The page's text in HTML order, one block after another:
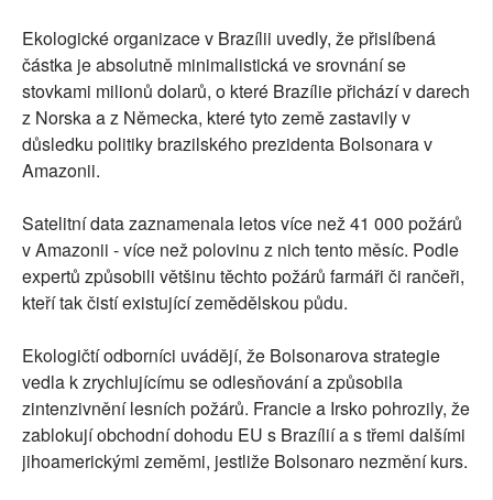
Ekologické organizace v Brazílii uvedly, že přislíbená
částka je absolutně minimalistická ve srovnání se
stovkami milionů dolarů, o které Brazílie přichází v darech
z Norska a z Německa, které tyto země zastavily v
důsledku politiky brazilského prezidenta Bolsonara v
Amazonii.
Satelitní data zaznamenala letos více než 41 000 požárů
v Amazonii - více než polovinu z nich tento měsíc. Podle
expertů způsobili většinu těchto požárů farmáři či rančeři,
kteří tak čistí existující zemědělskou půdu.
Ekologičtí odborníci uvádějí, že Bolsonarova strategie
vedla k zrychlujícímu se odlesňování a způsobila
zintenzivnění lesních požárů. Francie a Irsko pohrozily, že
zablokují obchodní dohodu EU s Brazílií a s třemi dalšími
jihoamerickými zeměmi, jestliže Bolsonaro nezmění kurs.